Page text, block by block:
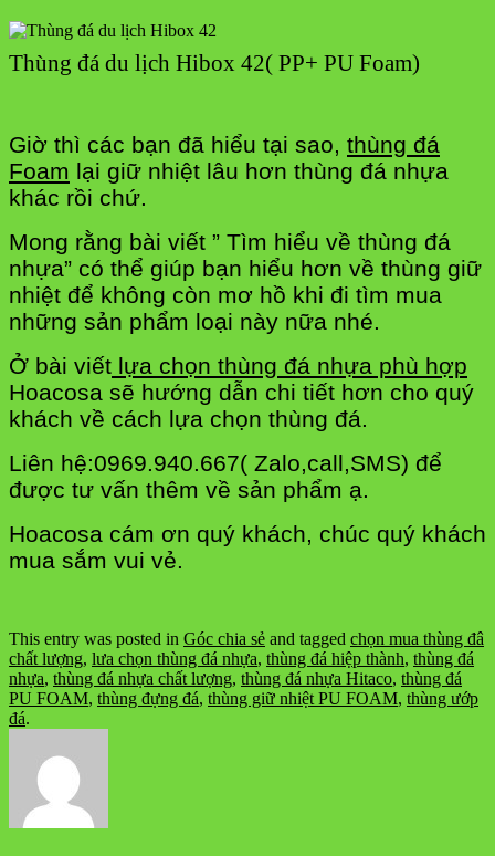
Thùng đá du lịch Hibox 42( PP+ PU Foam)
Giờ thì các bạn đã hiểu tại sao, thùng đá
Foam lại giữ nhiệt lâu hơn thùng đá nhựa
khác rồi chứ.
Mong rằng bài viết ” Tìm hiểu về thùng đá
nhựa” có thể giúp bạn hiểu hơn về thùng giữ
nhiệt để không còn mơ hồ khi đi tìm mua
những sản phẩm loại này nữa nhé.
Ở bài viết lựa chọn thùng đá nhựa phù hợp
Hoacosa sẽ hướng dẫn chi tiết hơn cho quý
khách về cách lựa chọn thùng đá.
Liên hệ:0969.940.667( Zalo,call,SMS) để
được tư vấn thêm về sản phẩm ạ.
Hoacosa cám ơn quý khách, chúc quý khách
mua sắm vui vẻ.
This entry was posted in Góc chia sẻ and tagged chọn mua thùng đâ
chất lượng, lưa chọn thùng đá nhựa, thùng đá hiệp thành, thùng đá
nhựa, thùng đá nhựa chất lượng, thùng đá nhựa Hitaco, thùng đá
PU FOAM, thùng đựng đá, thùng giữ nhiệt PU FOAM, thùng ướp
đá.